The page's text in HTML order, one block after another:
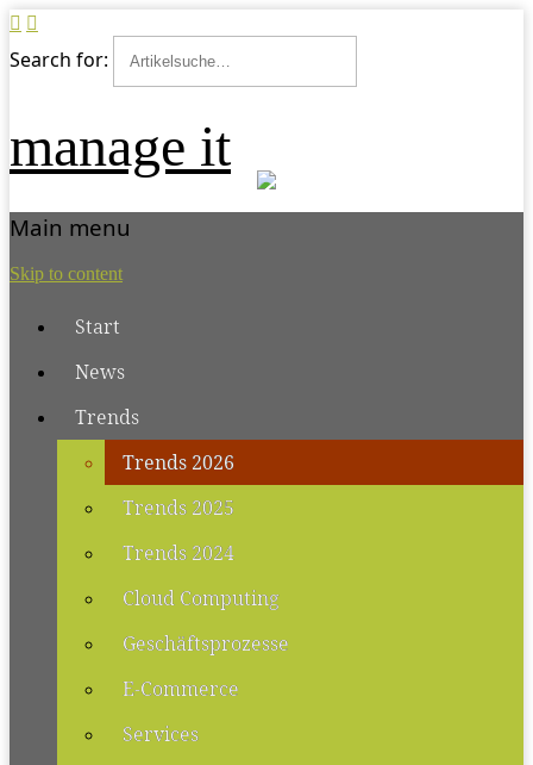
Search for:
manage it
Main menu
Skip to content
Start
News
Trends
Trends 2026
Trends 2025
Trends 2024
Cloud Computing
Geschäftsprozesse
E-Commerce
Services